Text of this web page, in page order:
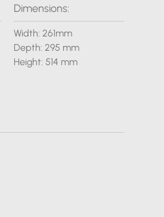
Dimensions:
Width: 261mm
Depth: 295 mm
Height: 514 mm